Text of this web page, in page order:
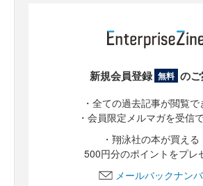
新規会員登録 無料 の
・全ての過去記事が閲覧で
・会員限定メルマガを受信
・翔泳社の本が買える
500円分のポイントをプレ
メールバックナン